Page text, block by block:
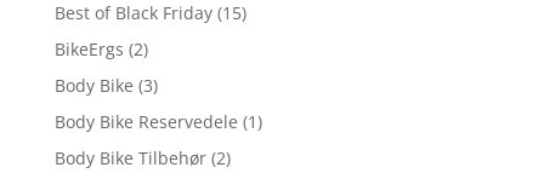
Best of Black Friday (15)
BikeErgs (2)
Body Bike (3)
Body Bike Reservedele (1)
Body Bike Tilbehør (2)